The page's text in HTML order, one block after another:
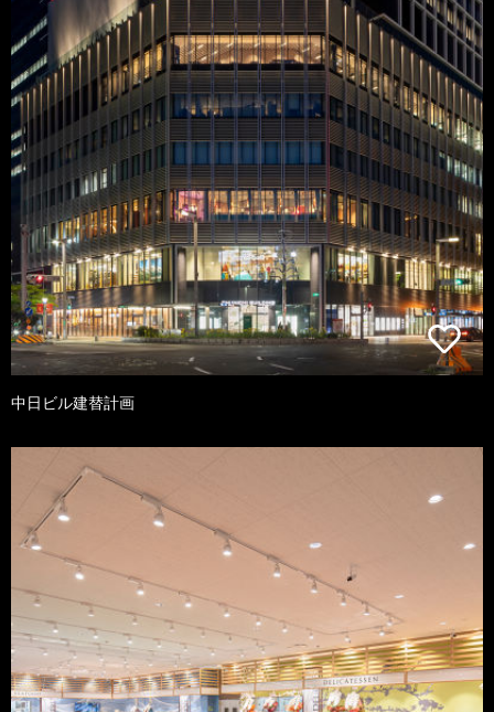
中日ビル建替計画